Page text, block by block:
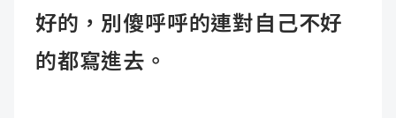
好的，別傻呼呼的連對自己不好
的都寫進去。